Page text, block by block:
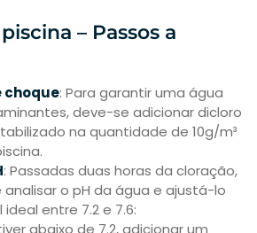
– Passos a
choque: Para garantir uma água
deve-se adicionar dicloro
na quantidade de 10g/m³
: Passadas duas horas da cloração,
o pH da água e ajustá-lo
entre 7.2 e 7.6:
abaixo de 7.2, adicionar um